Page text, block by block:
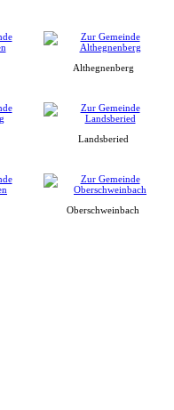
Althegnenberg
Landsberied
Oberschweinbach